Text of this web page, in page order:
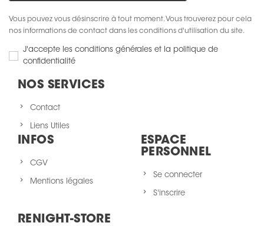
Vous pouvez vous désinscrire à tout moment. Vous trouverez pour cela
nos informations de contact dans les conditions d'utilisation du site.
J'accepte les conditions générales et la politique de
confidentialité
NOS SERVICES
Contact
Liens Utiles
INFOS
CGV
Mentions légales
ESPACE
PERSONNEL
Se connecter
S'inscrire
RENIGHT-STORE